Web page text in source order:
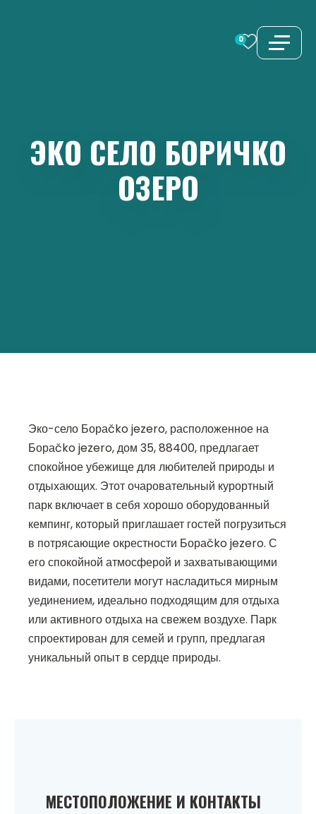
0
ЭКО СЕЛО БОРИЧКО
ОЗЕРО
Эко-село Бораčko jezero, расположенное на
Бораčko jezero, дом 35, 88400, предлагает
спокойное убежище для любителей природы и
отдыхающих. Этот очаровательный курортный
парк включает в себя хорошо оборудованный
кемпинг, который приглашает гостей погрузиться
в потрясающие окрестности Бораčko jezero. С
его спокойной атмосферой и захватывающими
видами, посетители могут насладиться мирным
уединением, идеально подходящим для отдыха
или активного отдыха на свежем воздухе. Парк
спроектирован для семей и групп, предлагая
уникальный опыт в сердце природы.
МЕСТОПОЛОЖЕНИЕ И КОНТАКТЫ